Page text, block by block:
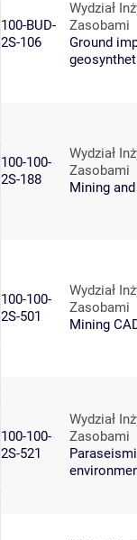
100-BUD-
2S-106
Wydział
Zasobami
Ground
100-100-
2S-188
Wydział
Zasobami
Mining
100-100-
2S-501
Wydział
Zasobami
Mining
100-100-
2S-521
Wydział
Zasobami